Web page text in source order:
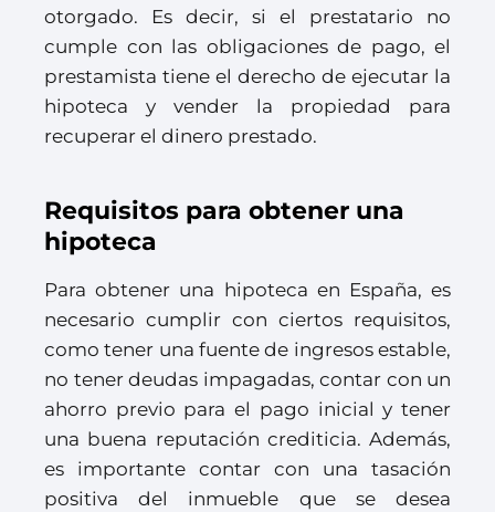
otorgado. Es decir, si el prestatario no
cumple con las obligaciones de pago, el
prestamista tiene el derecho de ejecutar la
hipoteca y vender la propiedad para
recuperar el dinero prestado.
Requisitos para obtener una
hipoteca
Para obtener una hipoteca en España, es
necesario cumplir con ciertos requisitos,
como tener una fuente de ingresos estable,
no tener deudas impagadas, contar con un
ahorro previo para el pago inicial y tener
una buena reputación crediticia. Además,
es importante contar con una tasación
positiva del inmueble que se desea